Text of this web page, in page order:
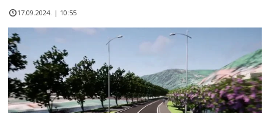
17.09.2024. | 10:55